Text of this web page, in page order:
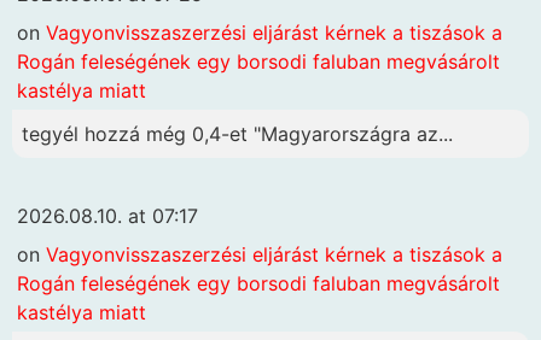
on Vagyonvisszaszerzési eljárást kérnek a tiszások a
Rogán feleségének egy borsodi faluban megvásárolt
kastélya miatt
tegyél hozzá még 0,4-et "Magyarországra az...
2026.08.10. at 07:17
on Vagyonvisszaszerzési eljárást kérnek a tiszások a
Rogán feleségének egy borsodi faluban megvásárolt
kastélya miatt